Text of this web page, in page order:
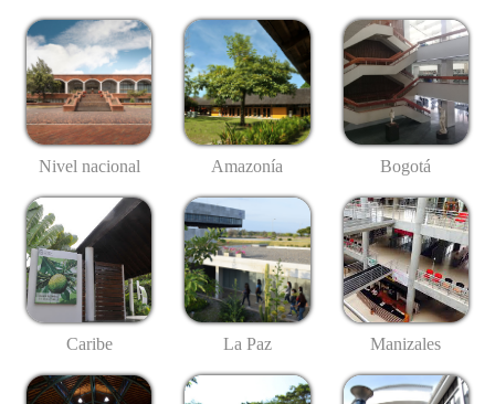
Nivel nacional Amazonía Bogotá
Caribe La Paz Manizales